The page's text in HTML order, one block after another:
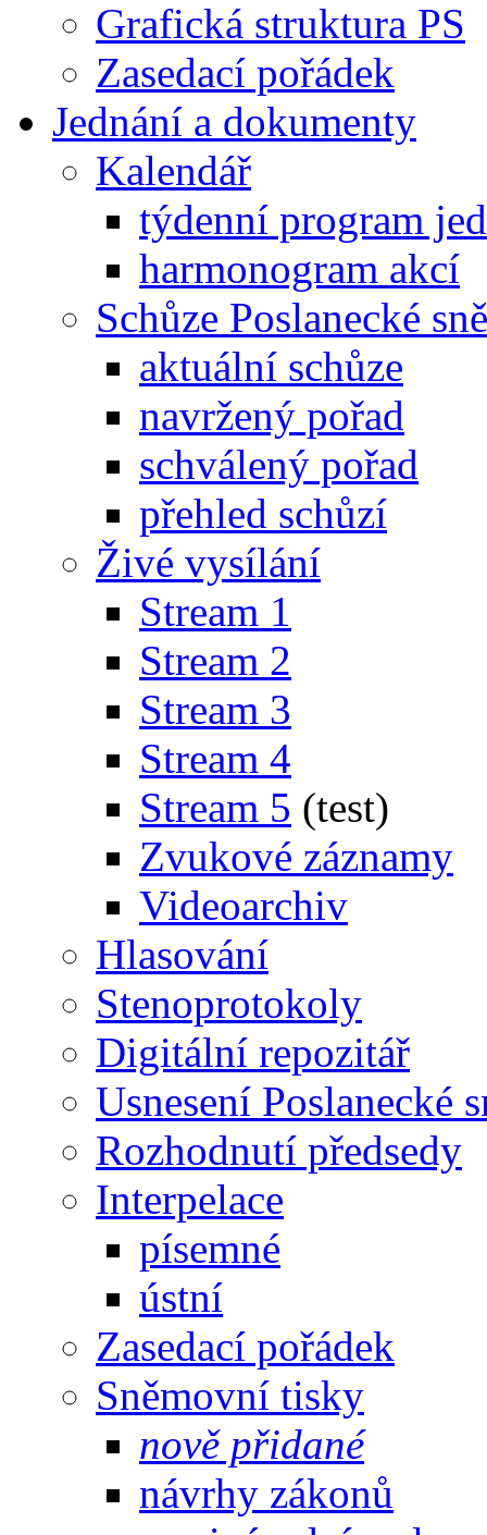
Grafická struktura PS
Zasedací pořádek
Jednání a dokumenty
Kalendář
týdenní program
harmonogram akcí
Schůze Poslanecké
aktuální schůze
navržený pořad
schválený pořad
přehled schůzí
Živé vysílání
Stream 1
Stream 2
Stream 3
Stream 4
Stream 5 (test)
Zvukové záznamy
Videoarchiv
Hlasování
Stenoprotokoly
Digitální repozitář
Usnesení Poslanecké
Rozhodnutí předsedy
Interpelace
písemné
ústní
Zasedací pořádek
Sněmovní tisky
nově přidané
návrhy zákonů